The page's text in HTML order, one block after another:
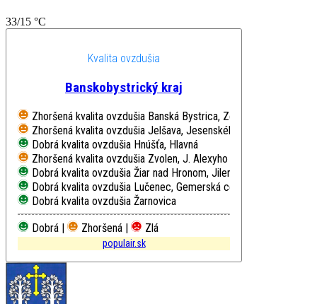
33/15 °C
Kvalita ovzdušia
Banskobystrický kraj
Zhoršená kvalita ovzdušia Banská Bystrica, Zelená
Zhoršená kvalita ovzdušia Jelšava, Jesenského
Dobrá kvalita ovzdušia Hnúšťa, Hlavná
Zhoršená kvalita ovzdušia Zvolen, J. Alexyho
Dobrá kvalita ovzdušia Žiar nad Hronom, Jilemnického
Dobrá kvalita ovzdušia Lučenec, Gemerská cesta
Dobrá kvalita ovzdušia Žarnovica
Dobrá |
Zhoršená | Zlá
populair.sk